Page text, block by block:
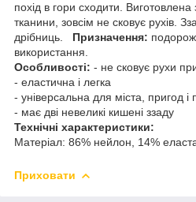
похід в гори сходити. Виготовлена
тканини, зовсім не сковує рухів.
дрібниць. Призначення:
використання.
Особливості: - не сковує рухи
- еластична і легка
- універсальна для міста, пригод і
- має дві невеликі кишені ззаду
Технічні характеристики:
Матеріал: 86% нейлон, 14%
Приховати